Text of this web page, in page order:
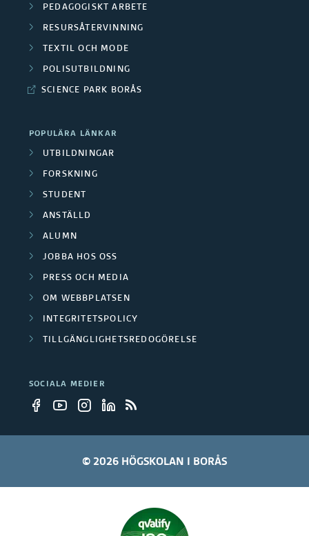
PEDAGOGISKT ARBETE
RESURSÅTERVINNING
TEXTIL OCH MODE
POLISUTBILDNING
SCIENCE PARK BORÅS
POPULÄRA LÄNKAR
UTBILDNINGAR
FORSKNING
STUDENT
ANSTÄLLD
ALUMN
JOBBA HOS OSS
PRESS OCH MEDIA
OM WEBBPLATSEN
INTEGRITETSPOLICY
TILLGÄNGLIGHETSREDOGÖRELSE
SOCIALA MEDIER
© 2026 HÖGSKOLAN I BORÅS